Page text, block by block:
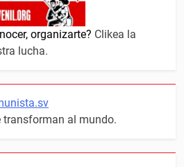
organizarte? Clikea la
lucha.
transforman al mundo.